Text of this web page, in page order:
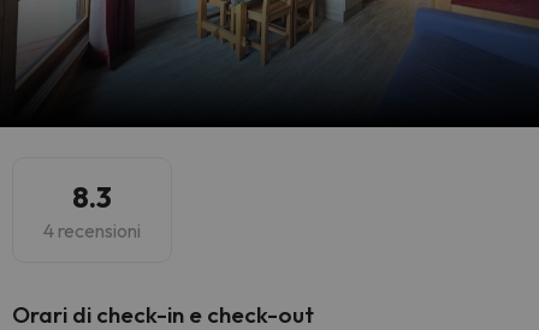
8.3
4 recensioni
Orari di check-in e check-out